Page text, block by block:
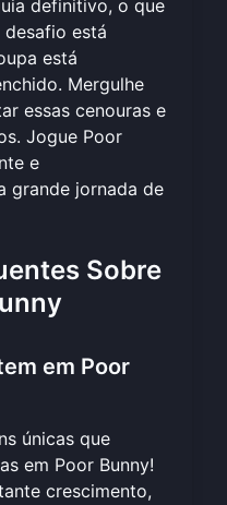
definitivo, o que
desafio está
está
Mergulhe
essas cenouras e
Jogue Poor
e
grande jornada de
Sobre
em Poor
únicas que
em Poor Bunny!
crescimento,